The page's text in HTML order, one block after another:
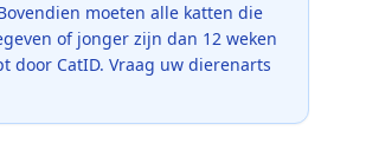
moeten alle katten die
of jonger zijn dan 12 weken
door CatID. Vraag uw dierenarts